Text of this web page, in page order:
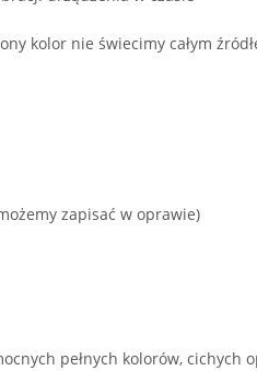
kolor nie świecimy całym
zapisać w oprawie)
pełnych kolorów,